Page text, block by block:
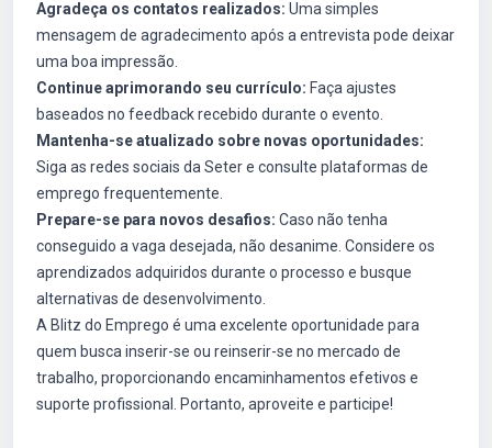
Agradeça os contatos realizados: Uma simples
mensagem de agradecimento após a entrevista pode deixar
uma boa impressão.
Continue aprimorando seu currículo: Faça ajustes
baseados no feedback recebido durante o evento.
Mantenha-se atualizado sobre novas oportunidades:
Siga as redes sociais da Seter e consulte plataformas de
emprego frequentemente.
Prepare-se para novos desafios: Caso não tenha
conseguido a vaga desejada, não desanime. Considere os
aprendizados adquiridos durante o processo e busque
alternativas de desenvolvimento.
A Blitz do Emprego é uma excelente oportunidade para
quem busca inserir-se ou reinserir-se no mercado de
trabalho, proporcionando encaminhamentos efetivos e
suporte profissional. Portanto, aproveite e participe!